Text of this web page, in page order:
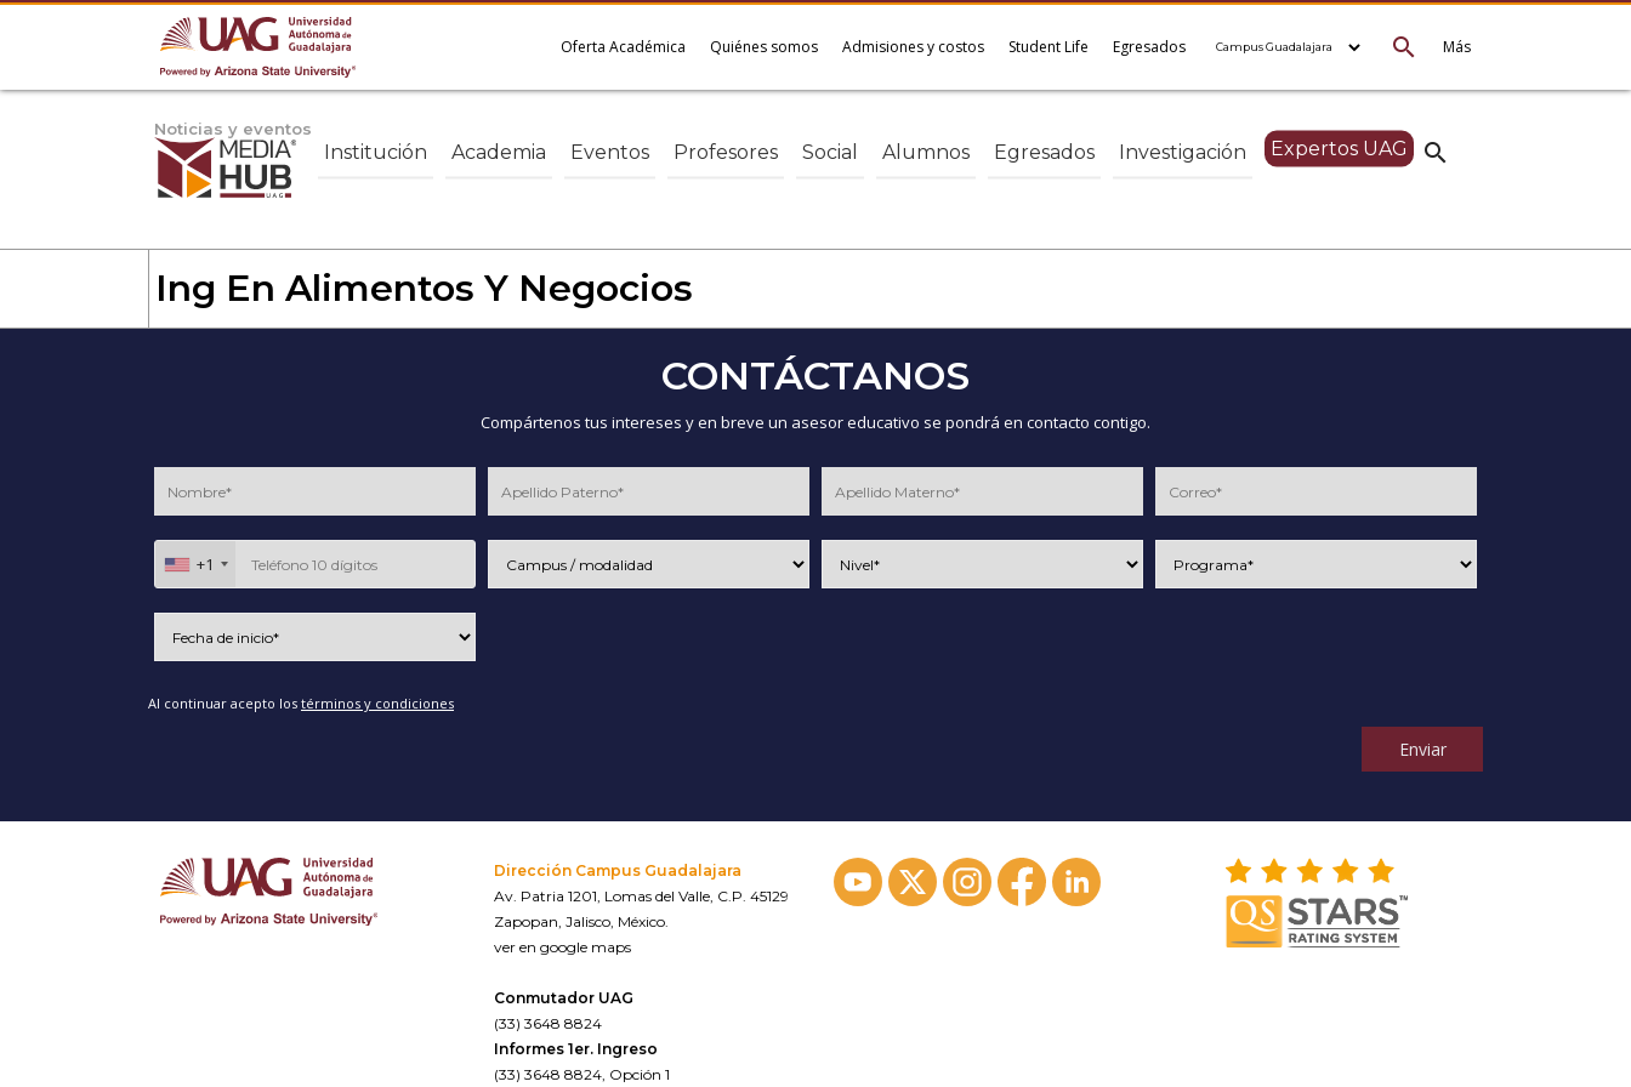
Más
search
Oferta Académica Quiénes somos Admisiones y costos Student Life Egresados
Noticias y eventos
search
Institución Academia Eventos Profesores Social Alumnos Egresados Investigación Expertos UAG
Ing En Alimentos Y Negocios
CONTÁCTANOS
Compártenos tus intereses y en breve un asesor educativo se pondrá en contacto contigo.
+1
Al continuar acepto los términos y condiciones
Enviar
Dirección Campus Guadalajara
Av. Patria 1201, Lomas del Valle, C.P. 45129
Zapopan, Jalisco, México.
ver en google maps
Conmutador UAG
(33) 3648 8824
Informes 1er. Ingreso
(33) 3648 8824, Opción 1